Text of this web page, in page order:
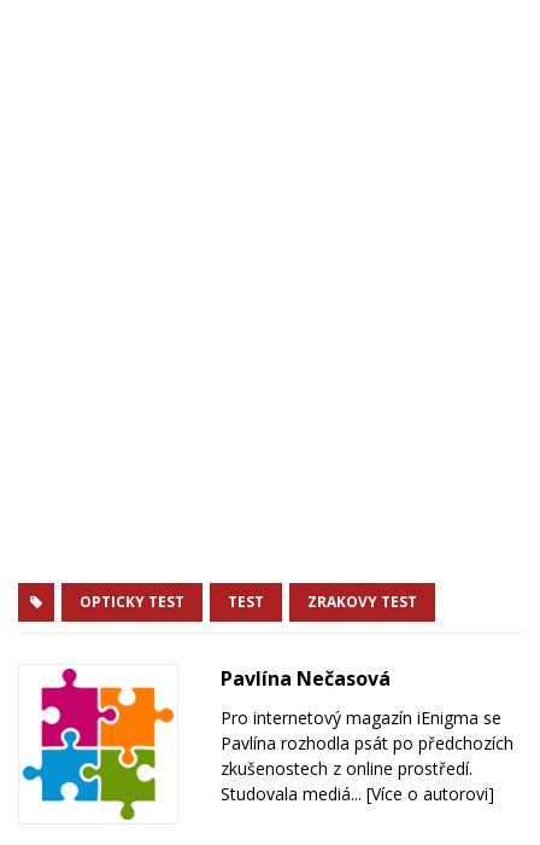
OPTICKY TEST TEST ZRAKOVY TEST
Pavlína Nečasová
Pro internetový magazín iEnigma se
Pavlína rozhodla psát po předchozích
zkušenostech z online prostředí.
Studovala mediá... [Více o autorovi]